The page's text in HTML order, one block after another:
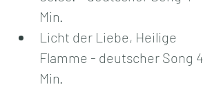
Min.
Licht der Liebe, Heilige
Flamme - deutscher Song 4
Min.